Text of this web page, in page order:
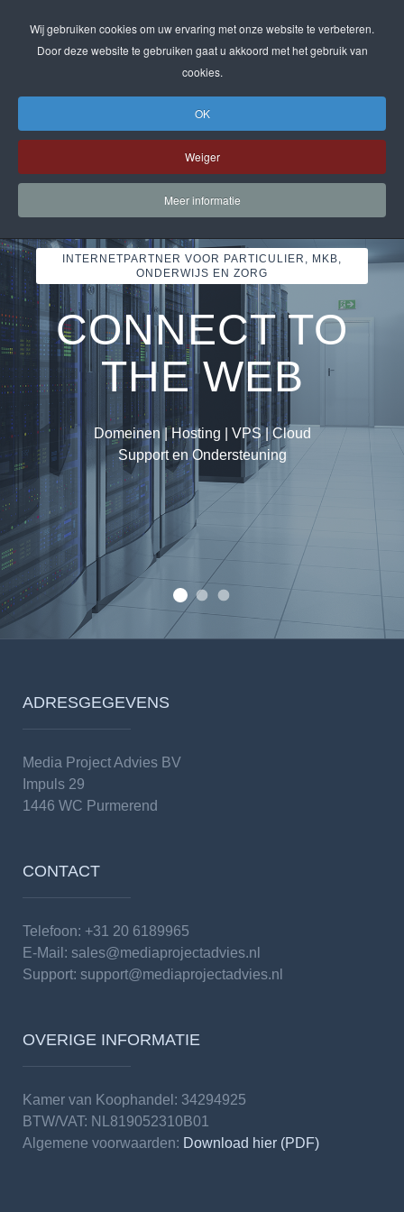
INTERNETPARTNER VOOR PARTICULIER, MKB,
ONDERWIJS EN ZORG
CONNECT TO
THE WEB
Domeinen | Hosting | VPS | Cloud
Support en Ondersteuning
HOSTING
Shared Hosting | VPS | OpenStack Cloud Servers
Diverse SLA mogelijkheden
Domeinen en nieuwe gTLD's | SSL-certificaten
Spamexperts | DNS
Internetpartner voor Particulier,
Van eenvoudige shared hosting tot
Wij hebben alle extensies!
ADRESGEGEVENS
Media Project Advies BV
Impuls 29
1446 WC Purmerend
CONTACT
Telefoon: +31 20 6189965
E-Mail: sales@mediaprojectadvies.nl
Support: support@mediaprojectadvies.nl
OVERIGE INFORMATIE
Kamer van Koophandel: 34294925
BTW/VAT: NL819052310B01
Algemene voorwaarden: Download hier (PDF)
Wij gebruiken cookies om uw ervaring met onze website te verbeteren.
Door deze website te gebruiken gaat u akkoord met het gebruik van
cookies.
OK
Weiger
Meer informatie